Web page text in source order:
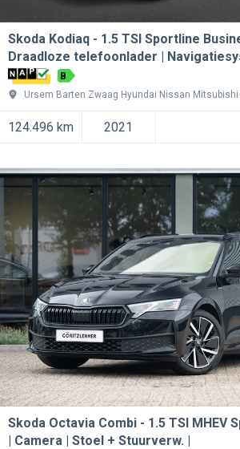
Skoda Kodiaq
1.5 TSI Sportline
Draadloze telefoonlader |
B
Ursem Barten Zwaag Hyundai Nissan Mitsubishi
124.496 km 2021
Skoda Octavia Combi
1.5 TSI MHEV
| Camera | Stoel + Stuurverw. |